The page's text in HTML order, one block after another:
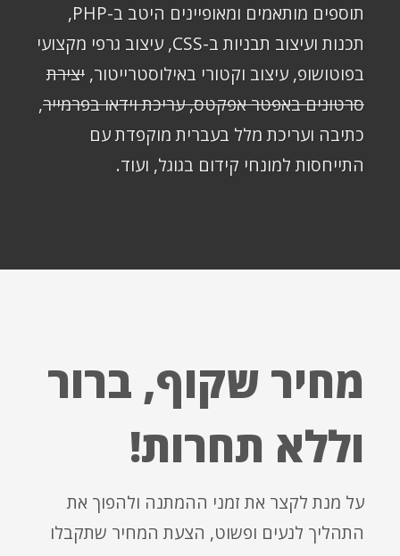
תוספים מותאמים ומאופיינים היטב ב-PHP,
תכנות ועיצוב תבניות ב-CSS, עיצוב גרפי מקצועי
בפוטושופ, עיצוב וקטורי באילוסטרייטור, יצירת
סרטונים באפטר אפקטס, עריכת וידאו בפרמייר,
כתיבה ועריכת מלל בעברית מוקפדת עם
התייחסות למונחי קידום בגוגל, ועוד.
מחיר שקוף, ברור
וללא תחרות!
על מנת לקצר את זמני ההמתנה ולהפוך את
התהליך לנעים ופשוט, הצעת המחיר שתקבלו